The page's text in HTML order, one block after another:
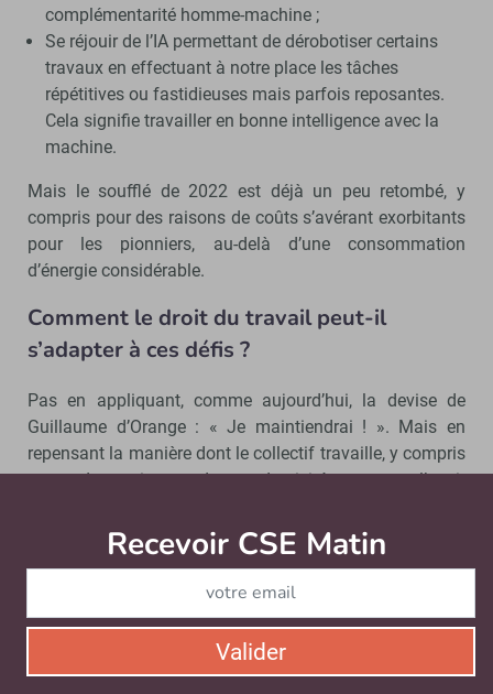
complémentarité homme-machine ;
Se réjouir de l’IA permettant de dérobotiser certains
travaux en effectuant à notre place les tâches
répétitives ou fastidieuses mais parfois reposantes.
Cela signifie travailler en bonne intelligence avec la
machine.
Mais le soufflé de 2022 est déjà un peu retombé, y
compris pour des raisons de coûts s’avérant exorbitants
pour les pionniers, au-delà d’une consommation
d’énergie considérable.
Comment le droit du travail peut-il
s’adapter à ces défis ?
Pas en appliquant, comme aujourd’hui, la devise de
Guillaume d’Orange : « Je maintiendrai ! ». Mais en
repensant la manière dont le collectif travaille, y compris
pour des raisons de productivité comme l’avait
Solow : « On voit des ordinateurs partout, sauf dans les
statistiques de productivité ».
Gardons-nous de vouloir tout
Recevoir CSE Matin
Valider